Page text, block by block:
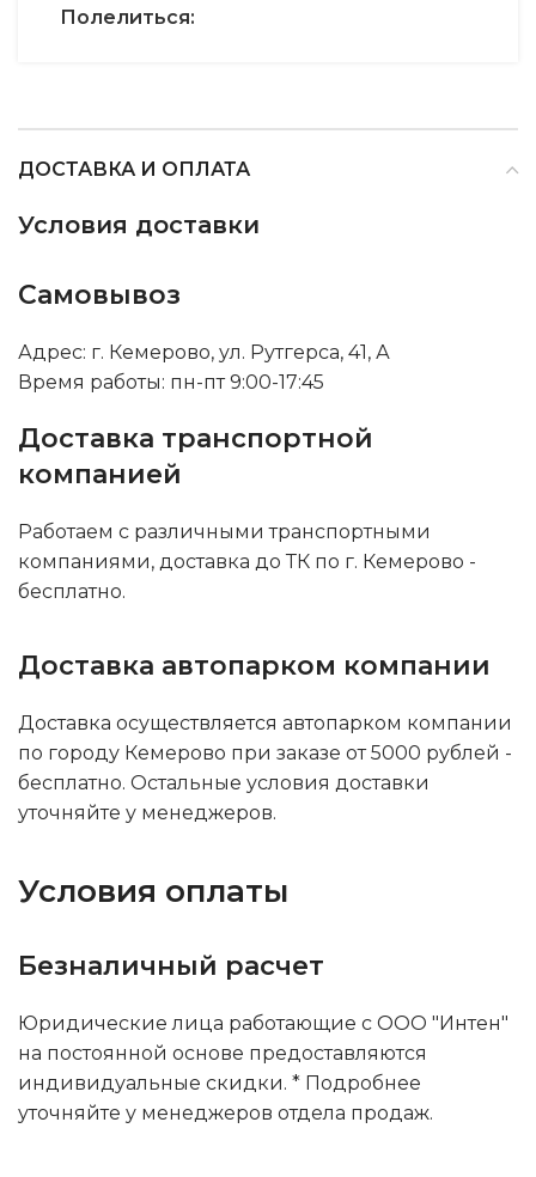
Полелиться:
ДОСТАВКА И ОПЛАТА
Условия доставки
Самовывоз
Адрес: г. Кемерово, ул. Рутгерса, 41, А
Время работы: пн-пт 9:00-17:45
Доставка транспортной
компанией
Работаем с различными транспортными
компаниями, доставка до ТК по г. Кемерово -
бесплатно.
Доставка автопарком компании
Доставка осуществляется автопарком компании
по городу Кемерово при заказе от 5000 рублей -
бесплатно. Остальные условия доставки
уточняйте у менеджеров.
Условия оплаты
Безналичный расчет
Юридические лица работающие с ООО "Интен"
на постоянной основе предоставляются
индивидуальные скидки. * Подробнее
уточняйте у менеджеров отдела продаж.